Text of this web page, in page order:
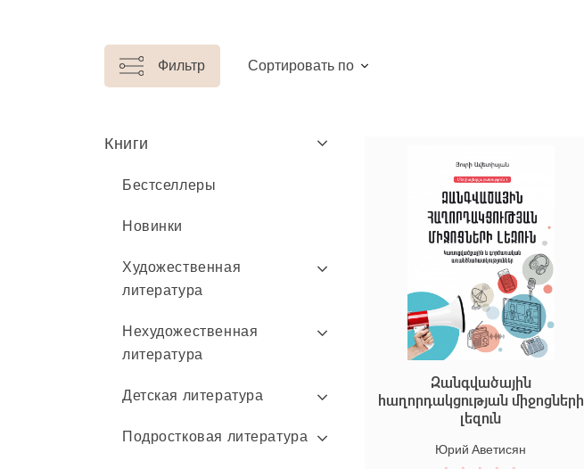
Фильтр Сортировать по
Книги
Бестселлеры
Новинки
Художественная
литература
Нехудожественная
литература
Детская литература
Подростковая литература
Զանգվածային
հաղորդակցության միջոցների
լեզուն
Юрий Аветисян